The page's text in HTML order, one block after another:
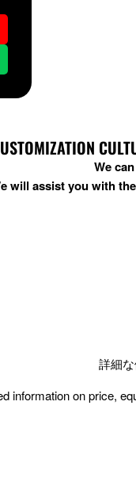
We
will assist you with
詳細
information on price,